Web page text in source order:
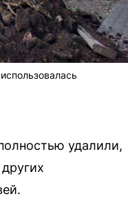
удалили,